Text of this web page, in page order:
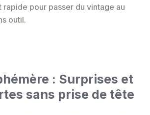
rapide pour passer du vintage au
outil.
: Surprises et
sans prise de tête